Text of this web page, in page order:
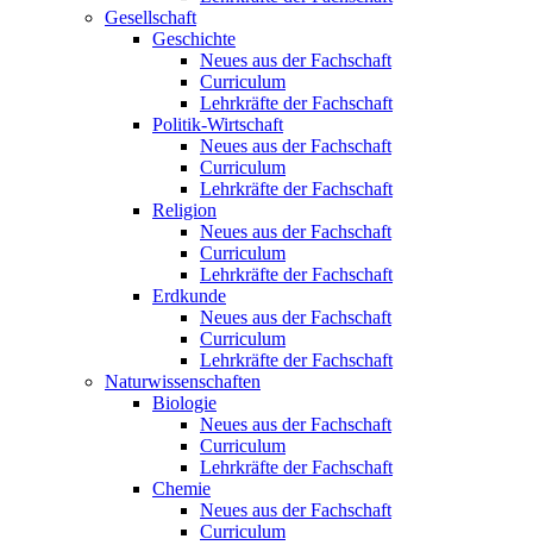
Gesellschaft
Geschichte
Neues aus der Fachschaft
Curriculum
Lehrkräfte der Fachschaft
Politik-Wirtschaft
Neues aus der Fachschaft
Curriculum
Lehrkräfte der Fachschaft
Religion
Neues aus der Fachschaft
Curriculum
Lehrkräfte der Fachschaft
Erdkunde
Neues aus der Fachschaft
Curriculum
Lehrkräfte der Fachschaft
Naturwissenschaften
Biologie
Neues aus der Fachschaft
Curriculum
Lehrkräfte der Fachschaft
Chemie
Neues aus der Fachschaft
Curriculum